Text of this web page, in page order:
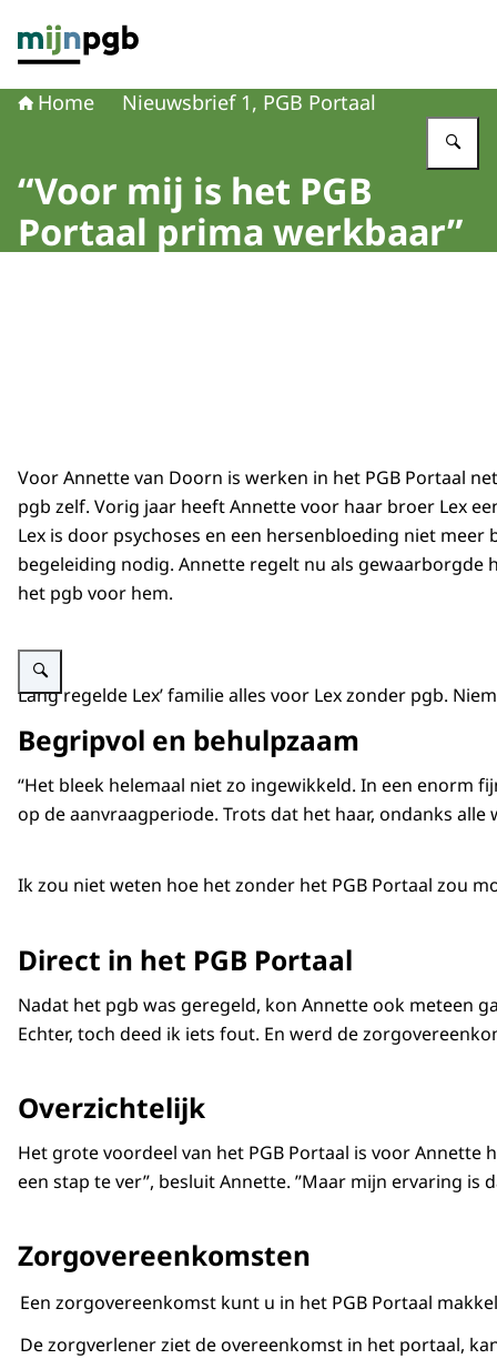
Home Nieuwsbrief 1, PGB Portaal
“Voor mij is het PGB
Portaal prima werkbaar”
Voor Annette van Doorn is werken in het PGB Portaal
pgb zelf. Vorig jaar heeft Annette voor haar broer Lex
Lex is door psychoses en een hersenbloeding niet meer
begeleiding nodig. Annette regelt nu als gewaarborgde
het pgb voor hem.
Vergroot afbeelding Foto van Annette van Doorn
Lang regelde Lex’ familie alles voor Lex zonder pgb.
Begripvol en behulpzaam
“Het bleek helemaal niet zo ingewikkeld. In een enorm
op de aanvraagperiode. Trots dat het haar, ondanks
Ik zou niet weten hoe het zonder het PGB Portaal zou
Direct in het PGB Portaal
Nadat het pgb was geregeld, kon Annette ook meteen
Echter, toch deed ik iets fout. En werd de
Overzichtelijk
Het grote voordeel van het PGB Portaal is voor
een stap te ver”, besluit Annette. ”Maar mijn ervaring
Zorgovereenkomsten
Een zorgovereenkomst kunt u in het PGB Portaal
De zorgverlener ziet de overeenkomst in het portaal,